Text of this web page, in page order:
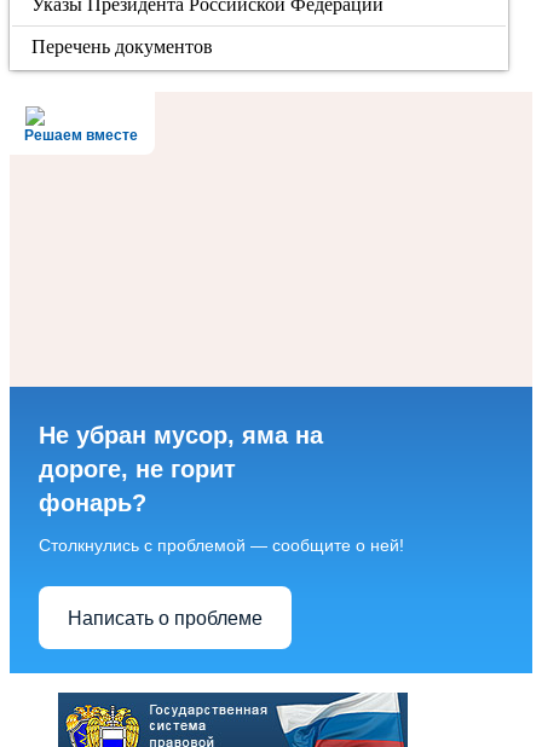
Указы Президента Российской Федерации
Перечень документов
Решаем вместе
Не убран мусор, яма на
дороге, не горит
фонарь?
Столкнулись с проблемой — сообщите о ней!
Написать о проблеме